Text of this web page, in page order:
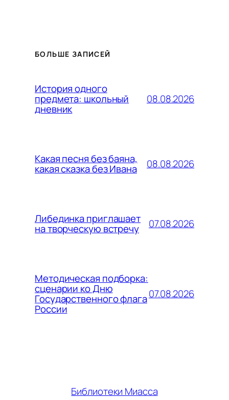
БОЛЬШЕ ЗАПИСЕЙ
История одного
предмета: школьный
дневник
08.08.2026
Какая песня без баяна,
какая сказка без Ивана 08.08.2026
Либединка приглашает
на творческую встречу 07.08.2026
Методическая подборка:
сценарии ко Дню
Государственного флага
России
07.08.2026
Библиотеки Миасса